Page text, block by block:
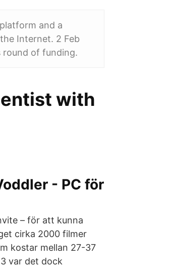
and a
Internet. 2 Feb
round of funding.
with
- PC för
– för att kunna
cirka 2000 filmer
kostar mellan 27-37
var det dock